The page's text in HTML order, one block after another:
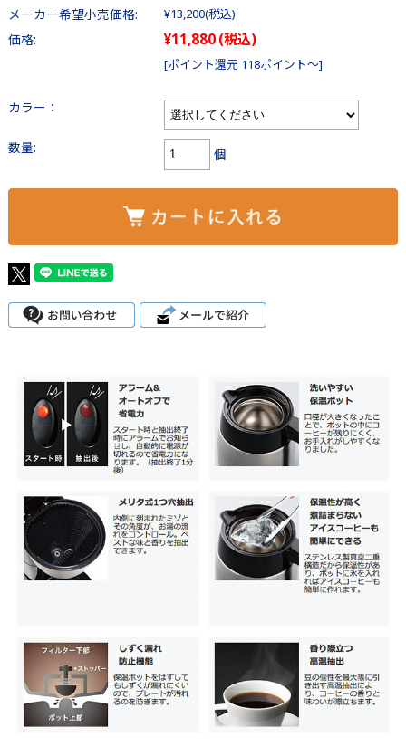
メーカー希望小売価格: ¥13,200(税込)
価格: ¥11,880(税込)
[ポイント還元 118ポイント～]
カラー：
数量: 個